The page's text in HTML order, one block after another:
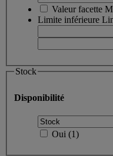
Valeur facette
Limite inférieure
Stock
Disponibilité
Oui (1)